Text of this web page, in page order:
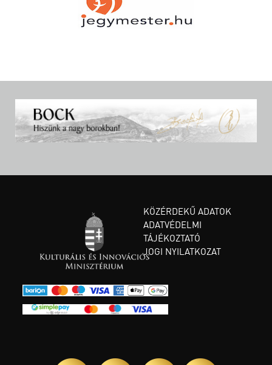
KÖZÉRDEKŰ ADATOK
ADATVÉDELMI
TÁJÉKOZTATÓ
JOGI NYILATKOZAT